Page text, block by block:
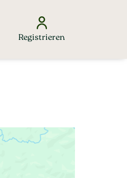
Registrieren